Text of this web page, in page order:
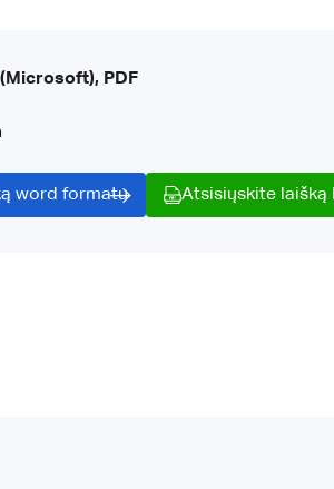
PDF
word formatu Atsisiųskite laišką